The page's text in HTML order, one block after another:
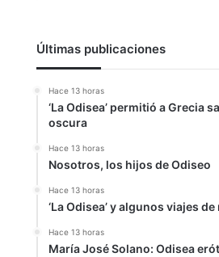
Últimas publicaciones
Hace 13 horas
‘La Odisea’ permitió a Grecia
oscura
Hace 13 horas
Nosotros, los hijos de Odiseo
Hace 13 horas
‘La Odisea’ y algunos viajes
Hace 13 horas
María José Solano: Odisea